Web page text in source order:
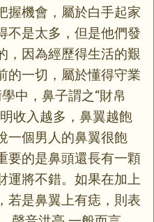
握機會，屬於白手起家
不是太多，但是他們發
，因為經歷得生活的艱
的一切，屬於懂得守業
中，鼻子謂之“財帛
收入越多，鼻翼越飽
一個男人的鼻翼很飽
要的是鼻頭還長有一顆
運將不錯。如果在加上
若是鼻翼上有痣，則表